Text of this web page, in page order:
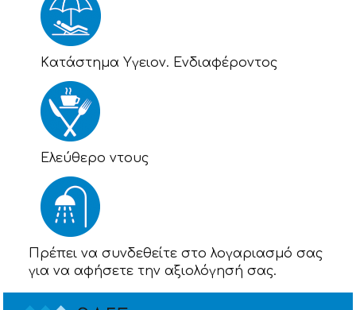
Kατάστημα Υγειον. Ενδιαφέροντος
Eλεύθερο ντους
Πρέπει να συνδεθείτε στο λογαριασμό σας
για να αφήσετε την αξιολόγησή σας.